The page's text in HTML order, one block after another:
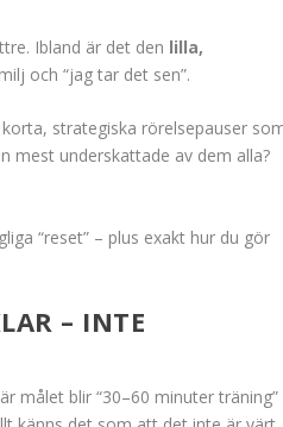
Ibland är det den lilla,
och “jag tar det sen”.
korta, strategiska rörelsepauser
mest underskattade av dem alla?
“reset” – plus exakt hur du gör
– INTE
målet blir “30–60 minuter träning”